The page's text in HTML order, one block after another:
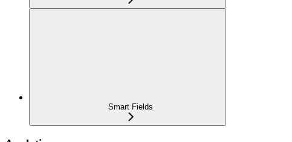
Smart Fields